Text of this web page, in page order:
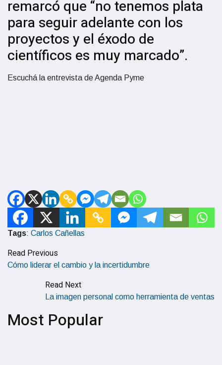
remarcó que “no tenemos plata
para seguir adelante con los
proyectos y el éxodo de
científicos es muy marcado”.
Escuchá la entrevista de Agenda Pyme
Tags: Carlos Cañellas
Read Previous
Cómo liderar el cambio y la incertidumbre
Read Next
La imagen personal como herramienta de ventas
Most Popular